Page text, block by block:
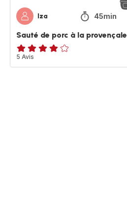
Iza 45min
Sauté de porc à la provençale
Avis
4
5 Avis